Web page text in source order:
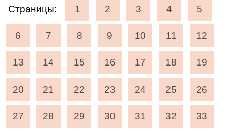
Страницы: 1 2 3 4 5
6 7 8 9 10 11 12
13 14 15 16 17 18 19
20 21 22 23 24 25 26
27 28 29 30 31 32 33